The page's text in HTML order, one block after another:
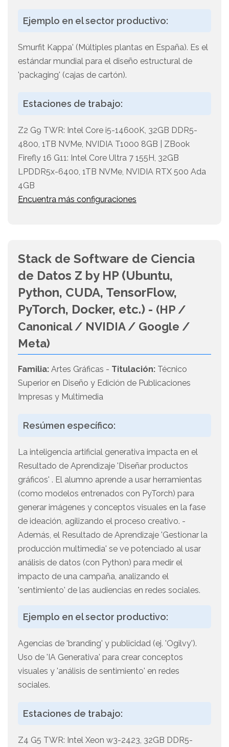
Ejemplo en el sector productivo:
Smurfit Kappa' (Múltiples plantas en España). Es el
estándar mundial para el diseño estructural de
'packaging' (cajas de cartón).
Estaciones de trabajo:
Z2 G9 TWR: Intel Core i5-14600K, 32GB DDR5-
4800, 1TB NVMe, NVIDIA T1000 8GB | ZBook
Firefly 16 G11: Intel Core Ultra 7 155H, 32GB
LPDDR5x-6400, 1TB NVMe, NVIDIA RTX 500 Ada
4GB
Encuentra más configuraciones
Stack de Software de Ciencia
de Datos Z by HP (Ubuntu,
Python, CUDA, TensorFlow,
PyTorch, Docker, etc.) - (HP /
Canonical / NVIDIA / Google /
Meta)
Familia: Artes Gráficas - Titulación: Técnico
Superior en Diseño y Edición de Publicaciones
Impresas y Multimedia
Resúmen específico:
La inteligencia artificial generativa impacta en el
Resultado de Aprendizaje 'Diseñar productos
gráficos' . El alumno aprende a usar herramientas
(como modelos entrenados con PyTorch) para
generar imágenes y conceptos visuales en la fase
de ideación, agilizando el proceso creativo. -
Además, el Resultado de Aprendizaje 'Gestionar la
producción multimedia' se ve potenciado al usar
análisis de datos (con Python) para medir el
impacto de una campaña, analizando el
'sentimiento' de las audiencias en redes sociales.
Ejemplo en el sector productivo:
Agencias de 'branding' y publicidad (ej. 'Ogilvy').
Uso de 'IA Generativa' para crear conceptos
visuales y 'análisis de sentimiento' en redes
sociales.
Estaciones de trabajo:
Z4 G5 TWR: Intel Xeon w3-2423, 32GB DDR5-